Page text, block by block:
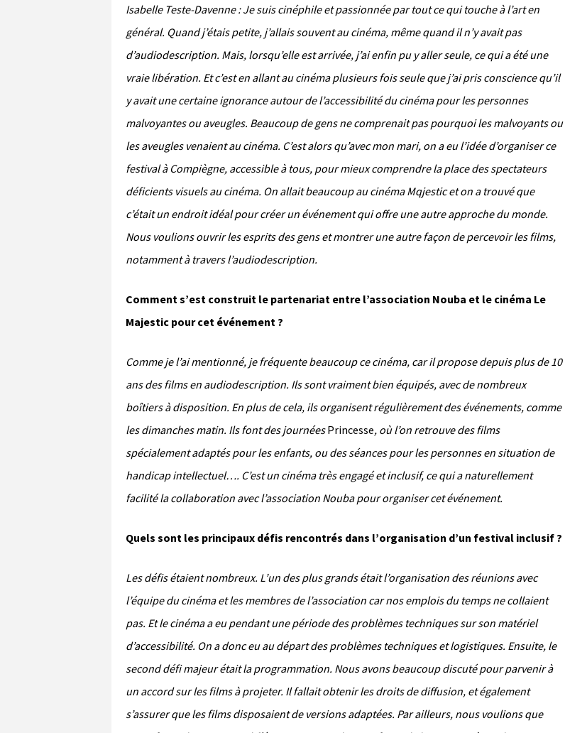
Isabelle Teste-Davenne : Je suis cinéphile et passionnée par tout ce qui touche à l’art en
général. Quand j’étais petite, j’allais souvent au cinéma, même quand il n’y avait pas
d’audiodescription. Mais, lorsqu’elle est arrivée, j’ai enfin pu y aller seule, ce qui a été une
vraie libération. Et c’est en allant au cinéma plusieurs fois seule que j’ai pris conscience qu’il
y avait une certaine ignorance autour de l’accessibilité du cinéma pour les personnes
malvoyantes ou aveugles. Beaucoup de gens ne comprenait pas pourquoi les malvoyants ou
les aveugles venaient au cinéma. C’est alors qu’avec mon mari, on a eu l’idée d’organiser ce
festival à Compiègne, accessible à tous, pour mieux comprendre la place des spectateurs
déficients visuels au cinéma. On allait beaucoup au cinéma Mqjestic et on a trouvé que
c’était un endroit idéal pour créer un événement qui offre une autre approche du monde.
Nous voulions ouvrir les esprits des gens et montrer une autre façon de percevoir les films,
notamment à travers l’audiodescription.
Comment s’est construit le partenariat entre l’association Nouba et le cinéma Le
Majestic pour cet événement ?
Comme je l’ai mentionné, je fréquente beaucoup ce cinéma, car il propose depuis plus de 10
ans des films en audiodescription. Ils sont vraiment bien équipés, avec de nombreux
boîtiers à disposition. En plus de cela, ils organisent régulièrement des événements, comme
les dimanches matin. Ils font des journéesPrincesse, où l’on retrouve des films
spécialement adaptés pour les enfants, ou des séances pour les personnes en situation de
handicap intellectuel…. C’est un cinéma très engagé et inclusif, ce qui a naturellement
facilité la collaboration avec l’association Nouba pour organiser cet événement.
Quels sont les principaux défis rencontrés dans l’organisation d’un festival inclusif ?
Les défis étaient nombreux. L’un des plus grands était l’organisation des réunions avec
l’équipe du cinéma et les membres de l’association car nos emplois du temps ne collaient
pas. Et le cinéma a eu pendant une période des problèmes techniques sur son matériel
d’accessibilité. On a donc eu au départ des problèmes techniques et logistiques. Ensuite, le
second défi majeur était la programmation. Nous avons beaucoup discuté pour parvenir à
un accord sur les films à projeter. Il fallait obtenir les droits de diffusion, et également
s’assurer que les films disposaient de versions adaptées. Par ailleurs, nous voulions que